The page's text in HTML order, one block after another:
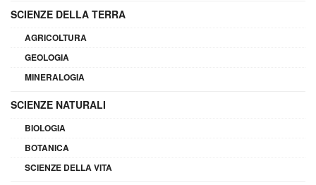
SCIENZE DELLA TERRA
AGRICOLTURA
GEOLOGIA
MINERALOGIA
SCIENZE NATURALI
BIOLOGIA
BOTANICA
SCIENZE DELLA VITA